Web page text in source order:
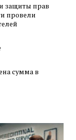
защиты прав
провели
сумма в